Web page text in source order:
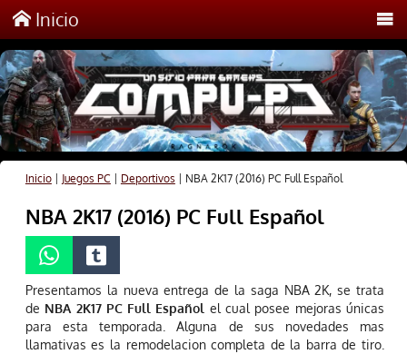
Inicio
Inicio| Juegos PC Deportivos NBA 2K17 (2016) PC Full Español
NBA 2K17 (2016) PC Full Español
Presentamos la nueva entrega de la saga NBA 2K, se trata
de NBA 2K17 PC Full Español el cual posee mejoras únicas
para esta temporada. Alguna de sus novedades mas
llamativas es la remodelacion completa de la barra de tiro.